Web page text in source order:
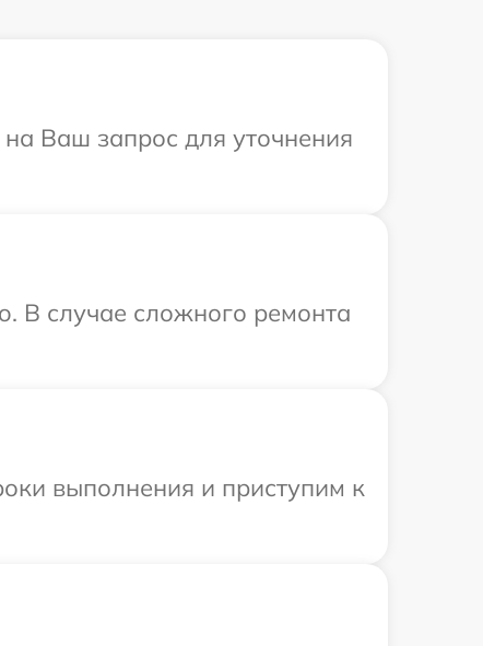
Ваш запрос для уточнения
В случае сложного ремонта
выполнения и приступим к